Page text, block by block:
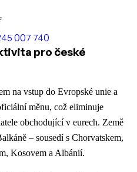
007 740
pro české
na vstup do Evropské unie a
měnu, což eliminuje
obchodující v eurech. Země
– sousedí s Chorvatskem,
Kosovem a Albánií.